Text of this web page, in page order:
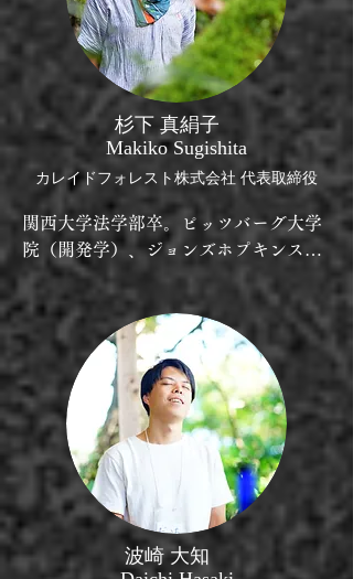
杉下 真絹子
Makiko Sugishita
カレイドフォレスト株式会社 代表取締役
関西大学法学部卒。ピッツバーグ大学
院（開発学）、ジョンズホプキンス大
学院（公衆衛生学）に留学。2020年
春、屋久島に子供たちと共に移住。こ
れまでの国際保健分野における「人々
の健康」から、屋久島の大自然におけ
る人間の暮らしにおける「自然と健
康」へとテーマをシフトさせ、森林セ
ラピーや様々な森林環境活動を組み合
わせたオリジナルなdeep森林浴プログ
ラムをスタート。日本人初の米国自然
森林セラピーガイド・プログラム
(Association of Nature and Forest
Therapy Guides and Programs)公認ガイ
波崎 大知